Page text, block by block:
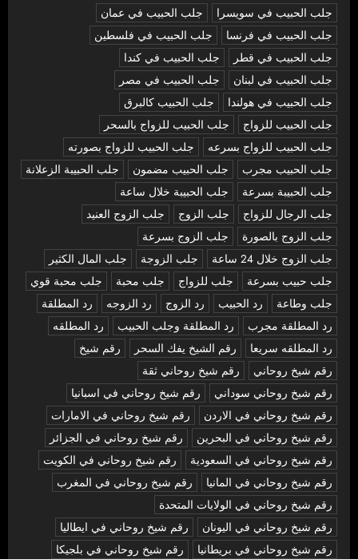
جلب الحبيب في سويسرا
جلب الحبيب في عمان
جلب الحبيب في فرنسا
جلب الحبيب في فلسطين
جلب الحبيب في قطر
جلب الحبيب في كندا
جلب الحبيب في لبنان
جلب الحبيب في مصر
جلب الحبيب في هولندا
جلب الحبيب كالبرق
جلب الحبيب للزواج
جلب الحبيب للزواج بالسحر
جلب الحبيب للزواج بسرعه
جلب الحبيب للزواج بصورته
جلب الحبيب مجرب
جلب الحبيب مضمون
جلب الحبيبة الزعلانة
جلب الحبيبة بسرعة
جلب الحبيبة خلال ساعة
جلب الرجال للزواج
جلب الزوج
جلب الزوج العنيد
جلب الزوج بالصورة
جلب الزوج بسرعة
جلب الزوج خلال 24 ساعة
جلب الزوجة
جلب المال الكثير
جلب حبيب بسرعة
جلب للزواج جلب محبة
جلب محبة قوي
جلب وطاعة
رد الحبيب رد الزوج رد الزوجه
رد المطلقة
رد المطلقة مجرب
رد المطلقة وجلب الحبيب
رد المطلقه
رد المطلقه سريعا
رقم الشيخ يفك السحر
رقم شيخ
رقم شيخ روحاني
رقم شيخ روحاني ثقة
رقم شيخ روحاني سوداني
رقم شيخ روحاني في اسبانيا
رقم شيخ روحاني في الاردن
رقم شيخ روحاني في الامارات
رقم شيخ روحاني في البحرين
رقم شيخ روحاني في الجزائر
رقم شيخ روحاني في السعودية
رقم شيخ روحاني في الكويت
رقم شيخ روحاني في المانيا
رقم شيخ روحاني في المغرب
رقم شيخ روحاني في الولايات المتحدة
رقم شيخ روحاني في اليونان
رقم شيخ روحاني في ايطاليا
رقم شيخ روحاني في بريطانيا
رقم شيخ روحاني في بلجيكا